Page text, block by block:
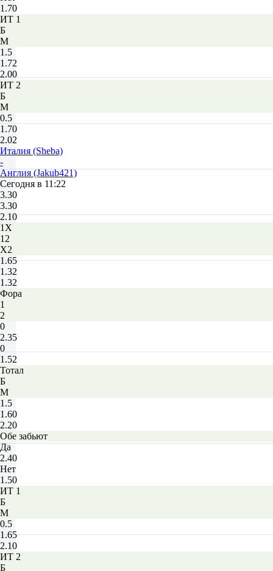
1.70
ИТ 1
Б
М
1.5
1.72
2.00
ИТ 2
Б
М
0.5
1.70
2.02
Италия (Sheba)
-
Англия (Jakub421)
Сегодня в 11:22
3.30
3.30
2.10
1X
12
X2
1.65
1.32
1.32
Фора
1
2
0
2.35
0
1.52
Тотал
Б
М
1.5
1.60
2.20
Обе забьют
Да
2.40
Нет
1.50
ИТ 1
Б
М
0.5
1.65
2.10
ИТ 2
Б